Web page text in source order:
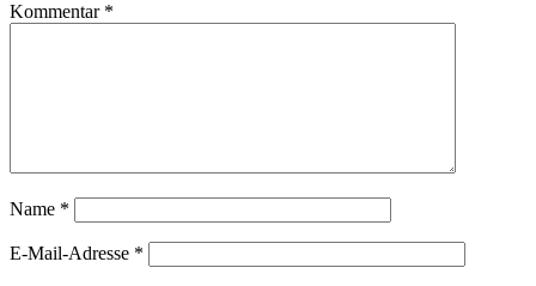
Kommentar *
Name *
E-Mail-Adresse *